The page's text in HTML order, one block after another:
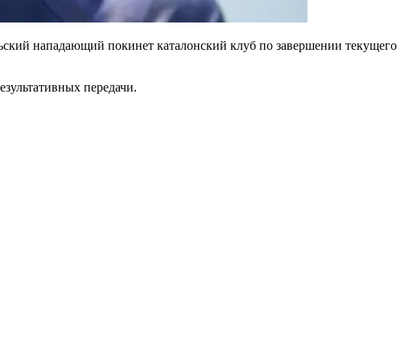
нападающий покинет каталонский клуб по завершении текущего
передачи.